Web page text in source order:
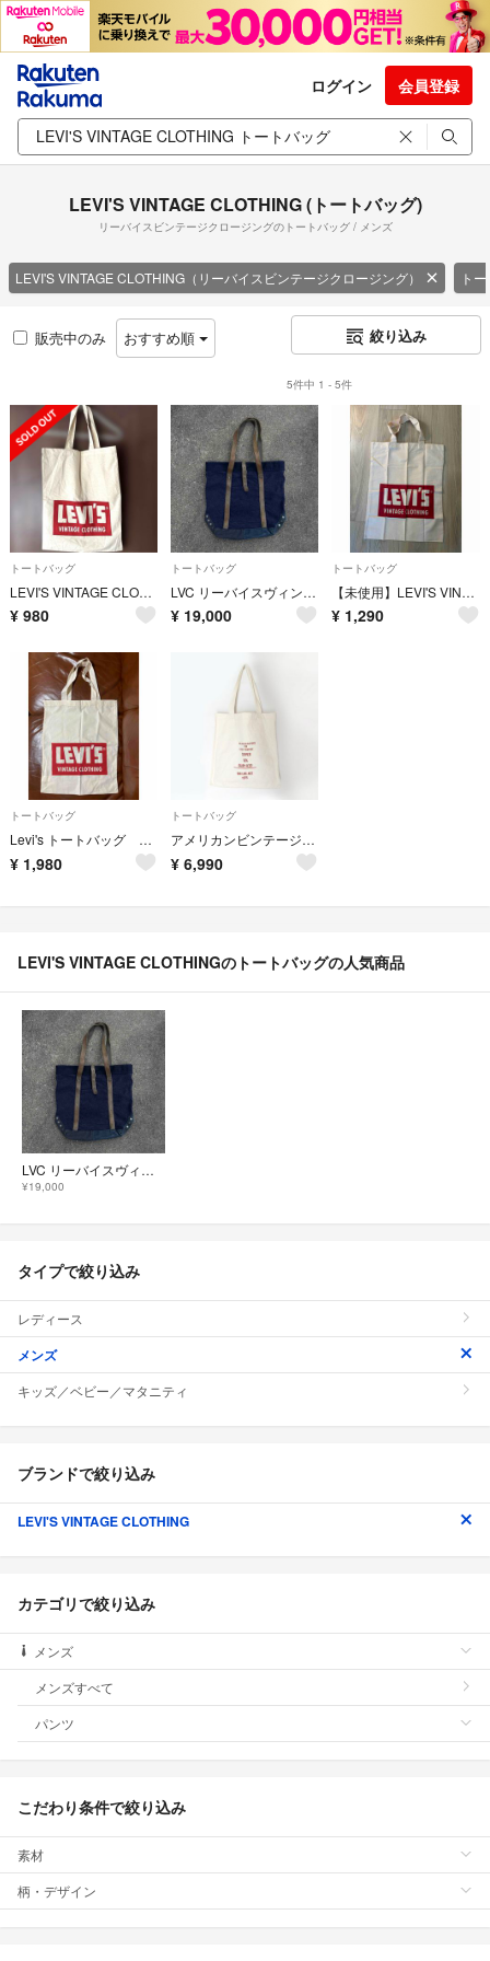
ログイン 会員登録
LEVI'S VINTAGE CLOTHING (トートバッグ)
リーバイスビンテージクロージングのトートバッグ / メンズ
LEVI'S VINTAGE CLOTHING（リーバイスビンテージクロージング） ト
販売中のみ おすすめ順 絞り込み
5件中 1 - 5件
トートバッグ
LEVI'S VINTAGE CLOTHING トートバッグ リーバイス LVC
¥ 980
トートバッグ
LVC リーバイスヴィンテージクロージング トートバッグ【VINTALOG】
¥ 19,000
トートバッグ
【未使用】LEVI'S VINTAGE CLOTHING トートバッグ
¥ 1,290
トートバッグ
Levi's トートバッグ エコバッグ
¥ 1,980
トートバッグ
アメリカンビンテージ古着✨帆布 トートバッグ ゴシック 赤文字 染み込みプリント
¥ 6,990
LEVI'S VINTAGE CLOTHINGのトートバッグの人気商品
LVC リーバイスヴィンテージクロージング トートバッグ【VINTALOG】
¥19,000
タイプで絞り込み
レディース
メンズ
キッズ／ベビー／マタニティ
ブランドで絞り込み
LEVI'S VINTAGE CLOTHING
カテゴリで絞り込み
メンズ
メンズすべて
パンツ
こだわり条件で絞り込み
素材
柄・デザイン